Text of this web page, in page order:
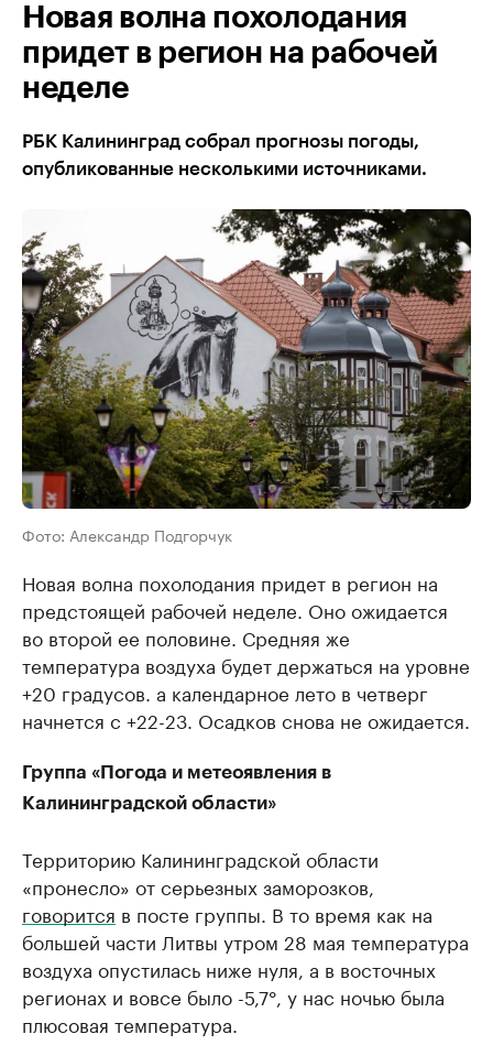
Новая волна похолодания
придет в регион на рабочей
неделе
РБК Калининград собрал прогнозы погоды,
опубликованные несколькими источниками.
Фото: Александр Подгорчук
Новая волна похолодания придет в регион на
предстоящей рабочей неделе. Оно ожидается
во второй ее половине. Средняя же
температура воздуха будет держаться на уровне
+20 градусов. а календарное лето в четверг
начнется с +22-23. Осадков снова не ожидается.
Группа «Погода и метеоявления в
Калининградской области»
Территорию Калининградской области
«пронесло» от серьезных заморозков,
говорится в посте группы. В то время как на
большей части Литвы утром 28 мая температура
воздуха опустилась ниже нуля, а в восточных
регионах и вовсе было -5,7°, у нас ночью была
плюсовая температура.